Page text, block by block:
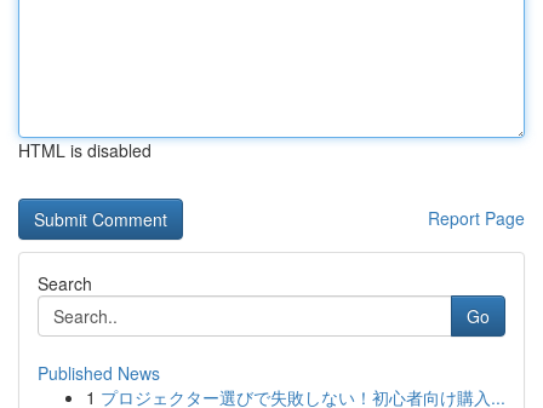
HTML is disabled
Report Page
Search
Go
Published News
1 プロジェクター選びで失敗しない！初心者向け購入...